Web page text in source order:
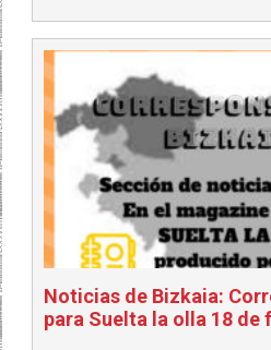
Noticias de Bizkaia:
para Suelta la olla 18 de